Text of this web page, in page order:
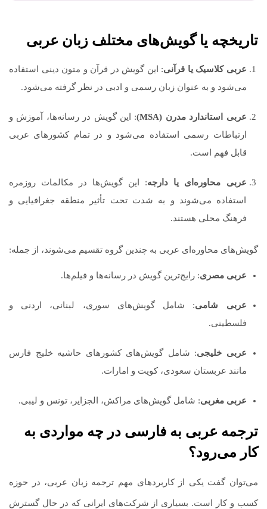
تاریخچه یا گویش‌های مختلف زبان عربی
عربی کلاسیک یا قرآنی: این گویش در قرآن و متون دینی استفاده
می‌شود و به عنوان زبان رسمی و ادبی در نظر گرفته می‌شود.
عربی استاندارد مدرن (MSA)
: این گویش در رسانه‌ها، آموزش و
ارتباطات رسمی استفاده می‌شود و در تمام کشورهای عربی
قابل فهم است.
عربی محاوره‌ای یا دارجه: این گویش‌ها در مکالمات روزمره
استفاده می‌شوند و به شدت تحت تأثیر منطقه جغرافیایی و
فرهنگ محلی هستند.
گویش‌های محاوره‌ای عربی به چندین گروه تقسیم می‌شوند، از جمله:
عربی مصری: رایج‌ترین گویش در رسانه‌ها و فیلم‌ها.
عربی شامی: شامل گویش‌های سوری، لبنانی، اردنی و
فلسطینی.
عربی خلیجی: شامل گویش‌های کشورهای حاشیه خلیج فارس
مانند عربستان سعودی، کویت و امارات.
عربی مغربی: شامل گویش‌های مراکش، الجزایر، تونس و لیبی.
ترجمه عربی به فارسی در چه مواردی به
کار می‌رود؟
می‌توان گفت یکی از کاربردهای مهم ترجمه زبان عربی، در حوزه
کسب و کار است. بسیاری از شرکت‌های ایرانی که در حال گسترش